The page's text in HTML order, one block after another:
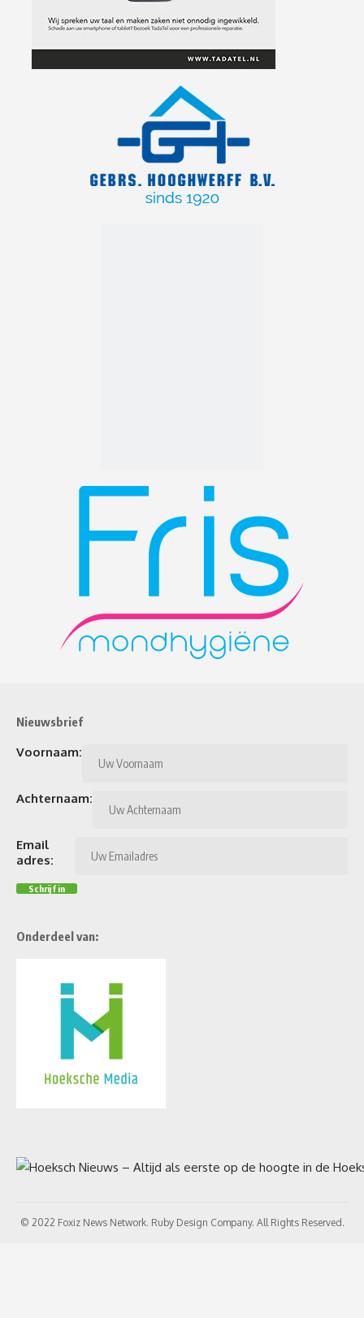
Nieuwsbrief
Voornaam:
Achternaam:
Email
adres:
Onderdeel van:
© 2022 Foxiz News Network. Ruby Design Company. All Rights Reserved.